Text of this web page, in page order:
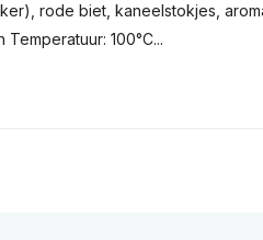
rode biet, kaneelstokjes,
100°C...